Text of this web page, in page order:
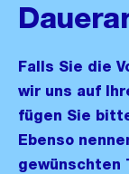
Falls Sie die
wir uns auf
fügen Sie
Ebenso
gewünschten